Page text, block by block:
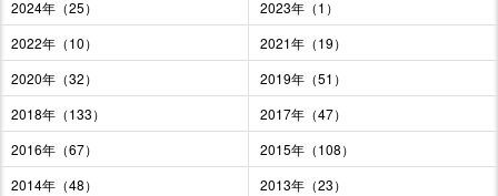
2024年（25）
2023年（1）
2022年（10）
2021年（19）
2020年（32）
2019年（51）
2018年（133）
2017年（47）
2016年（67）
2015年（108）
2014年（48）
2013年（23）